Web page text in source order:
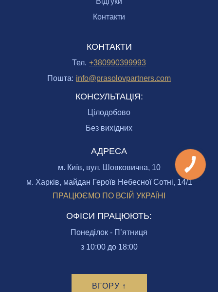
Контакти
КОНТАКТИ
Тел. +380990399993
Пошта: info@prasolovpartners.com
КОНСУЛЬТАЦІЯ:
Цілодобово
Без вихідних
АДРЕСА
м. Київ, вул. Шовковична, 10
м. Харків, майдан Героїв Небесної Сотні, 14/1
ПРАЦЮЄМО ПО ВСІЙ УКРАЇНІ
ОФІСИ ПРАЦЮЮТЬ:
Понеділок - П’ятниця
з 10:00 до 18:00
ВГОРУ ↑